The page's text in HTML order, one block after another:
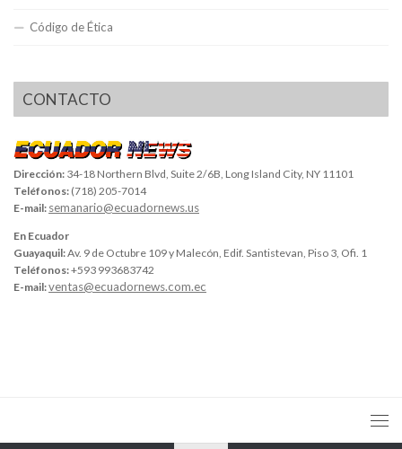
Código de Ética
CONTACTO
Dirección: 34-18 Northern Blvd, Suite 2/6B, Long Island City, NY 11101
Teléfonos: (718) 205-7014
E-mail: semanario@ecuadornews.us
En Ecuador
Guayaquil:Av. 9 de Octubre 109 y Malecón, Edif. Santistevan, Piso 3, Ofi. 1
Teléfonos:+593 993683742
E-mail:ventas@ecuadornews.com.ec